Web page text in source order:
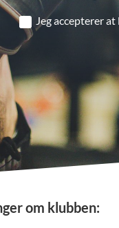
Jeg accepterer
om klubben: